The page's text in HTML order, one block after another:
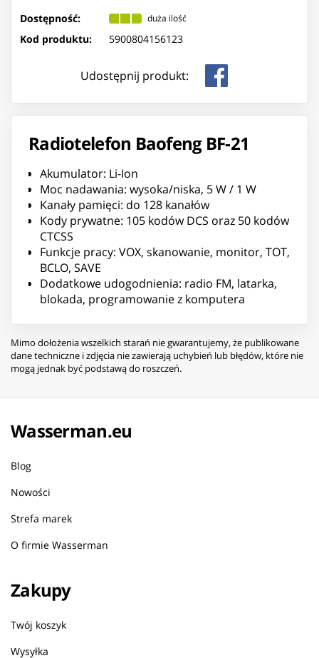
Dostępność: duża ilość
Kod produktu: 5900804156123
Udostępnij produkt:
Radiotelefon Baofeng BF-21
Akumulator: Li-Ion
Moc nadawania: wysoka/niska, 5 W / 1 W
Kanały pamięci: do 128 kanałów
Kody prywatne: 105 kodów DCS oraz 50 kodów
CTCSS
Funkcje pracy: VOX, skanowanie, monitor, TOT,
BCLO, SAVE
Dodatkowe udogodnienia: radio FM, latarka,
blokada, programowanie z komputera
Mimo dołożenia wszelkich starań nie gwarantujemy, że publikowane
dane techniczne i zdjęcia nie zawierają uchybień lub błędów, które nie
mogą jednak być podstawą do roszczeń.
Wasserman.eu
Blog
Nowości
Strefa marek
O firmie Wasserman
Zakupy
Twój koszyk
Wysyłka